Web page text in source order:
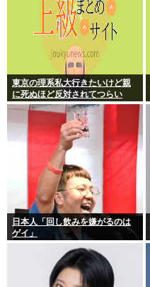
東京の理系私大行きたいけど親
に死ぬほど反対されてつらい
日本人「回し飲みを嫌がるのは
ゲイ」